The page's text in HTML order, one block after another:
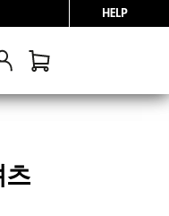
HELP
츠